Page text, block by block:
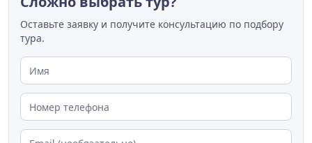
Оставьте заявку и получите консультацию по подбору
тура.